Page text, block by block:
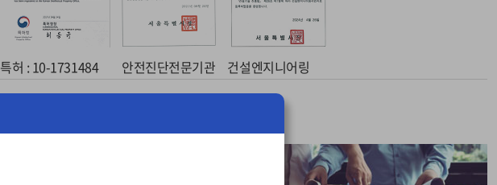
특허 : 10-1731484 안전진단전문기관 건설엔지니어링